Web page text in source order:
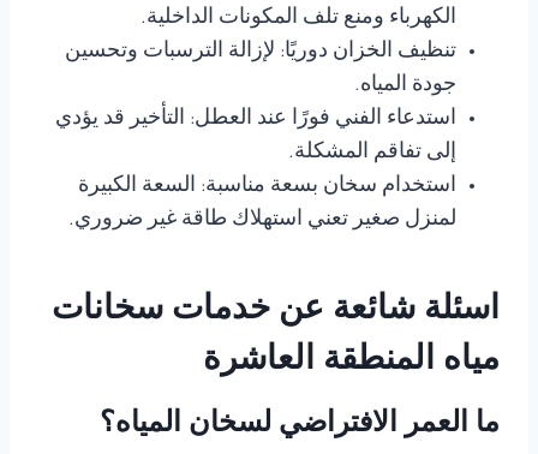
الكهرباء ومنع تلف المكونات الداخلية.
تنظيف الخزان دوريًا: لإزالة الترسبات وتحسين
جودة المياه.
استدعاء الفني فورًا عند العطل: التأخير قد يؤدي
إلى تفاقم المشكلة.
استخدام سخان بسعة مناسبة: السعة الكبيرة
لمنزل صغير تعني استهلاك طاقة غير ضروري.
اسئلة شائعة عن خدمات سخانات
مياه المنطقة العاشرة
ما العمر الافتراضي لسخان المياه؟